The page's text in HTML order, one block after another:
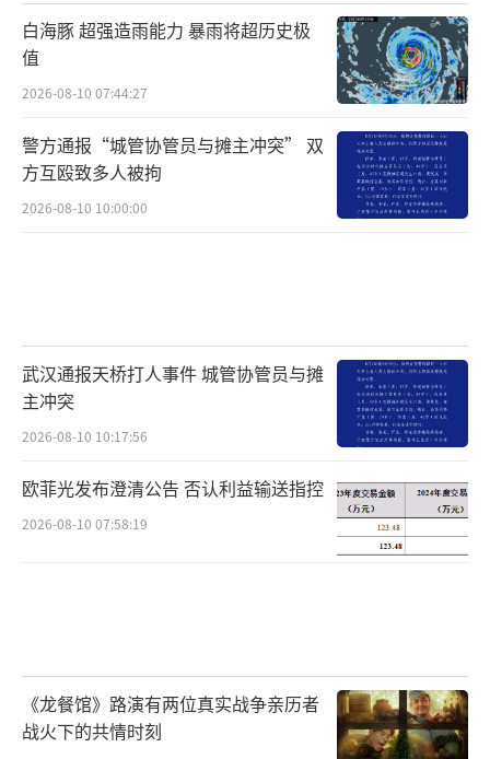
白海豚 超强造雨能力 暴雨将超历史极
值
2026-08-10 07:44:27
警方通报“城管协管员与摊主冲突” 双
方互殴致多人被拘
2026-08-10 10:00:00
武汉通报天桥打人事件 城管协管员与摊
主冲突
2026-08-10 10:17:56
欧菲光发布澄清公告 否认利益输送指控
2026-08-10 07:58:19
《龙餐馆》路演有两位真实战争亲历者
战火下的共情时刻